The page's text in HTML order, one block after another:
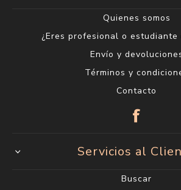
Quienes somos
¿Eres profesional o estudiante
Envío y
Términos y
Contacto
Servicios al
Buscar